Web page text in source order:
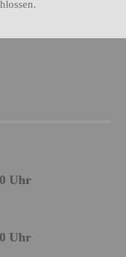
Uhr
Uhr